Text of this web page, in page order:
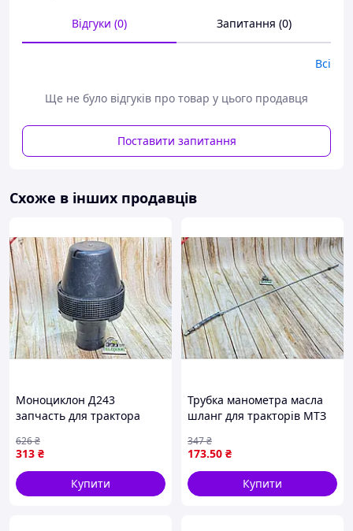
Відгуки (0) Запитання (0)
Всі
Ще не було відгуків про товар у цього продавця
Поставити запитання
Схоже в інших продавців
Моноциклон Д243
запчасть для трактора
продуктивності роботи
техніки
313 ₴
626₴
Купити
Трубка манометра масла
шланг для тракторів МТЗ
контролю тиску масла
173.50 ₴
347₴
Купити